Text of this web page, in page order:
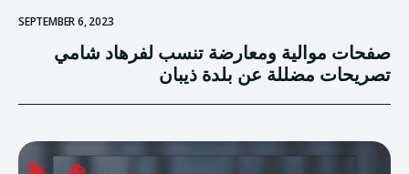
SEPTEMBER 6, 2023
صفحات موالية ومعارضة تنسب لفرهاد شامي
تصريحات مضللة عن بلدة ذيبان